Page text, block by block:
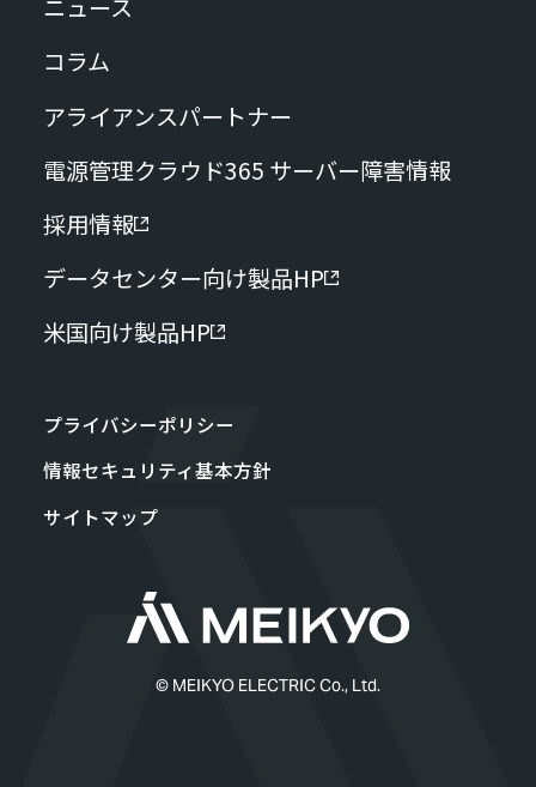
ニュース
コラム
アライアンスパートナー
電源管理クラウド365 サーバー障害情報
採用情報
データセンター向け製品HP
米国向け製品HP
プライバシーポリシー
情報セキュリティ基本方針
サイトマップ
© MEIKYO ELECTRIC Co., Ltd.